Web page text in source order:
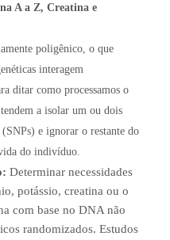
A a Z, Creatina e
poligênico, o que
interagem
ditar como processamos o
a isolar um ou dois
e ignorar o restante do
do indivíduo.
Determinar necessidades
potássio, creatina ou o
com base no DNA não
randomizados. Estudos